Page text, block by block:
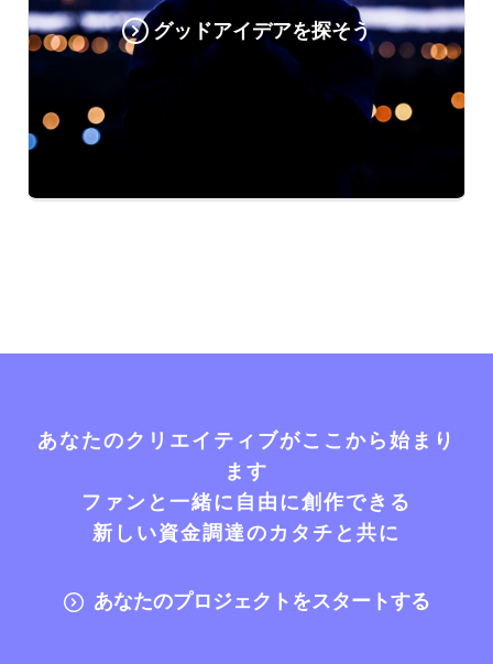
グッドアイデアを探そう
あなたのクリエイティブがここから始まり
ます
ファンと一緒に自由に創作できる
新しい資金調達のカタチと共に
あなたのプロジェクトをスタートする